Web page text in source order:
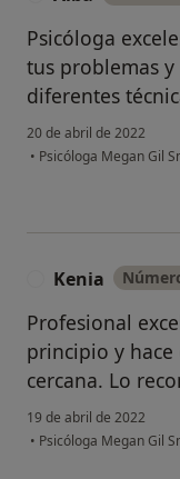
Psicóloga
tus problemas
diferentes
20 de abril de 2022
• Psicóloga Megan Gil
Kenia
Profesional
principio y hace
cercana. Lo
19 de abril de 2022
• Psicóloga Megan Gil